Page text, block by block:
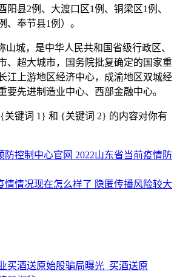
阳县2例、大渡口区1例、铜梁区1例、
、奉节县1例）。
山城，是中华人民共和国省级行政区、
、超大城市，国务院批复确定的国家重
江上游地区经济中心，成渝地区双城经
要先进制造业中心、西部金融中心。
关键词 1} 和 {关键词 2} 的内容对你有
防控制中心官网 2022山东省当前疫情防
情情况现在怎么样了 隐匿传播风险较大